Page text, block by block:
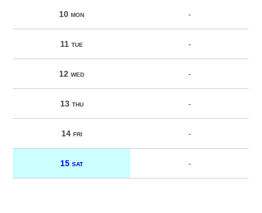
10MON -
11TUE -
12WED -
13 THU -
14 FRI -
15SAT -